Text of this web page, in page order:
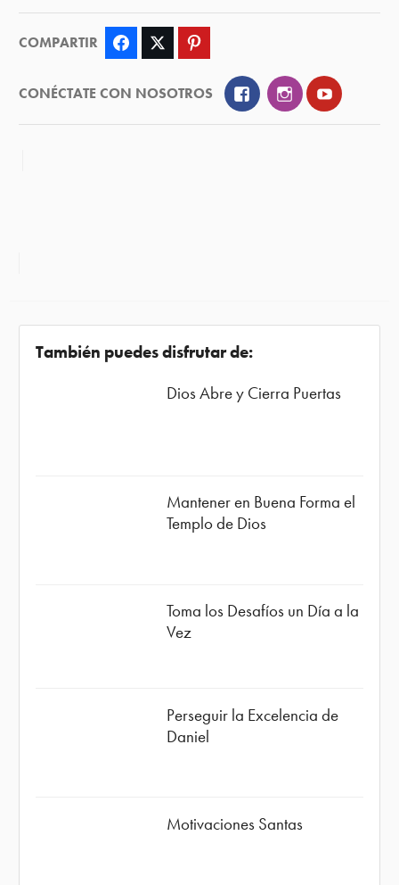
COMPARTIR Facebook Twitter
CONÉCTATE CON NOSOTROS FacebookInstagramYouTube
También puedes disfrutar de:
Dios Abre y Cierra Puertas
Mantener en Buena Forma el
Templo de Dios
Toma los Desafíos un Día a la
Vez
Perseguir la Excelencia de
Daniel
Motivaciones Santas